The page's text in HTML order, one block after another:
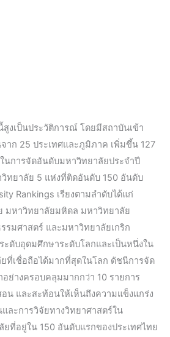
เป็นประวัติการณ์ โดยมีสถาบันเข้า
าก 25 ประเทศและภูมิภาค เพิ่มขึ้น 127
นการจัดอันดับมหาวิทยาลัยประจำปี
ทยาลัย 5 แห่งที่ติดอันดับ 150 อันดับ
Rankings เรียงตามลำดับได้แก่
มหาวิทยาลัยมหิดล มหาวิทยาลัย
รมศาสตร์ และมหาวิทยาลัยเกริก
บอุดมศึกษาระดับโลกและเป็นหนึ่งใน
ที่เชื่อถือได้มากที่สุดในโลก ดัชนีการจัด
ย่างครอบคลุมมากกว่า 10 รายการ
น และสะท้อนให้เห็นถึงความแข็งแกร่ง
ละการวิจัยทางวิทยาศาสตร์ใน
ที่อยู่ใน 150 อันดับแรกของประเทศไทย